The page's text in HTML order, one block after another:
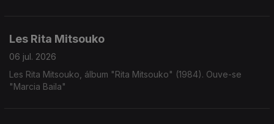
Les Rita Mitsouko
06 jul. 2026
Les Rita Mitsouko, álbum "Rita Mitsouko" (1984). Ouve-se
"Marcia Baila"